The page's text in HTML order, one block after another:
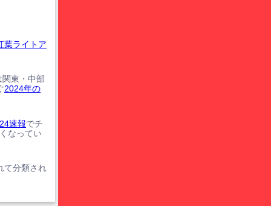
ライトア
東・中部
2024年の
速報でチ
なってい
て分類され